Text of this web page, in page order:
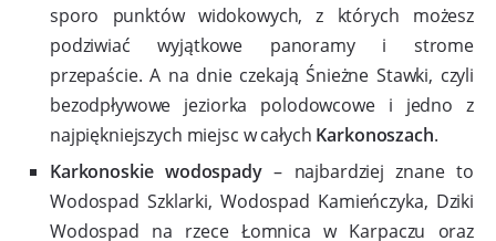
sporo punktów widokowych, z których możesz
podziwiać wyjątkowe panoramy i strome
przepaście. A na dnie czekają Śnieżne Stawki, czyli
bezodpływowe jeziorka polodowcowe i jedno z
najpiękniejszych miejsc w całych Karkonoszach.
Karkonoskie wodospady– najbardziej znane to
Wodospad Szklarki, Wodospad Kamieńczyka, Dziki
Wodospad na rzece Łomnica w Karpaczu oraz